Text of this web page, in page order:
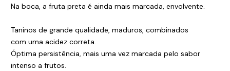
Na boca, a fruta preta é ainda mais marcada, envolvente.
Taninos de grande qualidade, maduros, combinados
com uma acidez correta.
Óptima persistência, mais uma vez marcada pelo sabor
intenso a frutos.